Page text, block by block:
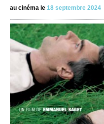
au cinéma le 18 septembre 2024